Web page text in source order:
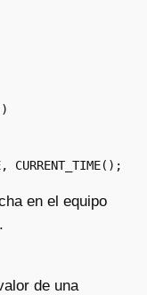
CURRENT_TIME();
en el equipo
de una